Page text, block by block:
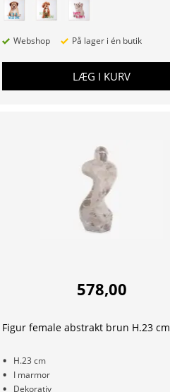
Webshop På lager i én butik
LÆG I KURV
578,00
Figur female abstrakt brun H.23 cm
H.23 cm
I marmor
Dekorativ